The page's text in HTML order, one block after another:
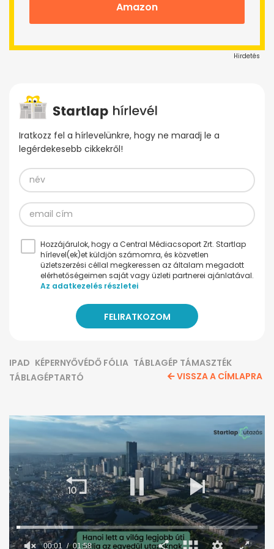
Amazon
Hirdetés
Iratkozz fel a hírlevelünkre, hogy ne maradj le a
legérdekesebb cikkekről!
Hozzájárulok, hogy a Central Médiacsoport Zrt. Startlap
hírlevel(ek)et küldjön számomra, és közvetlen
üzletszerzési céllal megkeressen az általam megadott
elérhetőségeimen saját vagy üzleti partnerei ajánlatával.
Az adatkezelés részletei
IPAD KÉPERNYŐVÉDŐ FÓLIA TÁBLAGÉP TÁMASZTÉK
TÁBLAGÉPTARTÓ
VISSZA A CÍMLAPRA